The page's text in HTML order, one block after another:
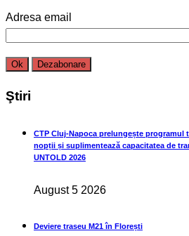
Adresa email
Ştiri
CTP Cluj-Napoca prelungește
nopții și suplimentează capacitatea de
UNTOLD 2026
August 5 2026
Deviere traseu M21 în Florești